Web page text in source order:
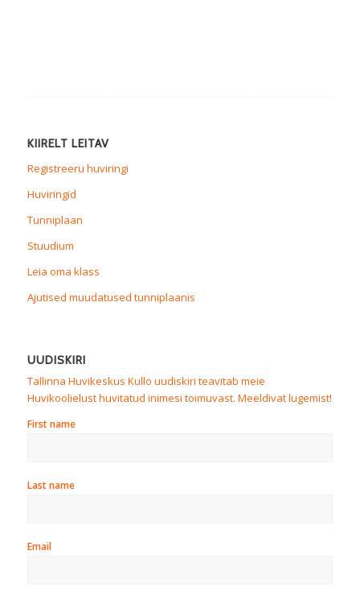
KIIRELT LEITAV
Registreeru huviringi
Huviringid
Tunniplaan
Stuudium
Leia oma klass
Ajutised muudatused tunniplaanis
UUDISKIRI
Tallinna Huvikeskus Kullo uudiskiri teavitab meie
Huvikoolielust huvitatud inimesi toimuvast. Meeldivat lugemist!
First name
Last name
Email